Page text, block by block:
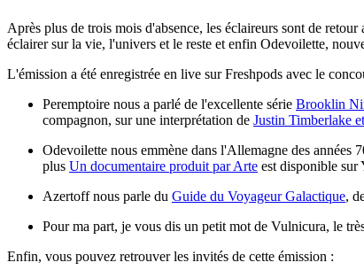
Après plus de trois mois d'absence, les éclaireurs sont de
éclairer sur la vie, l'univers et le reste et enfin Odevoilette,
L'émission a été enregistrée en live sur Freshpods avec le
Peremptoire nous a parlé de l'excellente série Brooklin
compagnon, sur une interprétation de Justin Timberlake
Odevoilette nous emmène dans l'Allemagne des années
plus Un documentaire produit par Arte est disponible sur
Azertoff nous parle du Guide du Voyageur Galactique,
Pour ma part, je vous dis un petit mot de Vulnicura, le
Enfin, vous pouvez retrouver les invités de cette émission :